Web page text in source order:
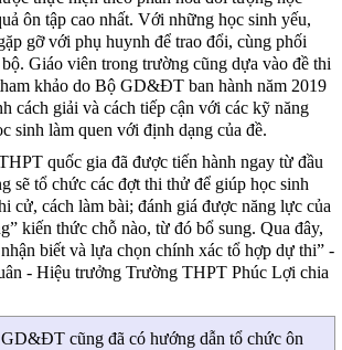
ôn tập cao nhất. Với những học sinh yếu,
gỡ với phụ huynh để trao đổi, cùng phối
Giáo viên trong trường cũng dựa vào đề thi
khảo do Bộ GD&ĐT ban hành năm 2019
cách giải và cách tiếp cận với các kỹ năng
sinh làm quen với định dạng của đề.
quốc gia đã được tiến hành ngay từ đầu
sẽ tổ chức các đợt thi thử để giúp học sinh
cử, cách làm bài; đánh giá được năng lực của
kiến thức chỗ nào, từ đó bổ sung. Qua đây,
biết và lựa chọn chính xác tổ hợp dự thi” -
- Hiệu trưởng Trường THPT Phúc Lợi chia
cũng đã có hướng dẫn tổ chức ôn